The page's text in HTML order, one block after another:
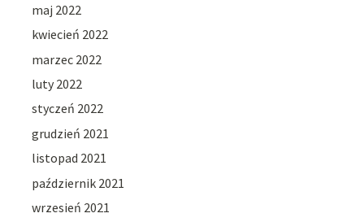
maj 2022
kwiecień 2022
marzec 2022
luty 2022
styczeń 2022
grudzień 2021
listopad 2021
październik 2021
wrzesień 2021